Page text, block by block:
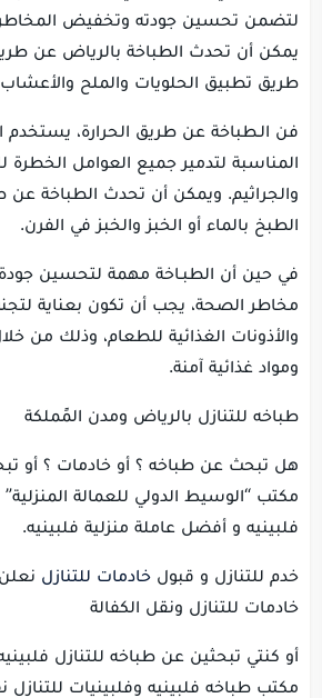
لتضمن تحسين جودته وتخفيض المخاطر
يمكن أن تحدث الطباخة بالرياض عن
طريق تطبيق الحلويات والملح والأعشاب
فن الـطباخة عن طريق الحرارة، يستخدم
المناسبة لتدمير جميع العوامل الخطرة
والجراثيم. ويمكن أن تحدث الطباخة عن
الطبخ بالماء أو الخبز والخبز في الفرن.
في حين أن الطبـاخة مهمة لتحسين
مخاطر الصحة، يجب أن تكون بعناية لتجنب
والأذونات الغذائية للطعام، وذلك من
ومواد غذائية آمنة.
طباخه للتنازل بالرياض ومدن المًملكة
هل تبحث عن طباخه ؟ أو خادمات ؟ أو
مكتب “الوسيط الدولي للعمالة
فلبينيه و أفضل عاملة منزلية فلبينيه.
خدم للتنازل و قبول خادمات للتنازل
خادمات للتنازل ونقل الكفالة
أو كنتي تبحثين عن طباخه للتنازل
مكتب طباخه فلبينيه وفلبينيات للتنازل